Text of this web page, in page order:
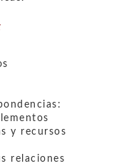
y recursos
relaciones